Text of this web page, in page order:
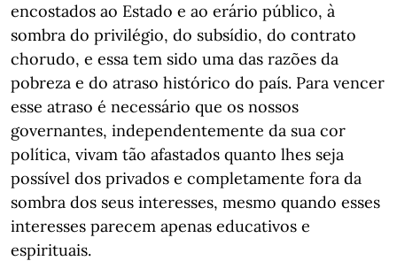
encostados ao Estado e ao erário público, à
sombra do privilégio, do subsídio, do contrato
chorudo, e essa tem sido uma das razões da
pobreza e do atraso histórico do país. Para vencer
esse atraso é necessário que os nossos
governantes, independentemente da sua cor
política, vivam tão afastados quanto lhes seja
possível dos privados e completamente fora da
sombra dos seus interesses, mesmo quando esses
interesses parecem apenas educativos e
espirituais.